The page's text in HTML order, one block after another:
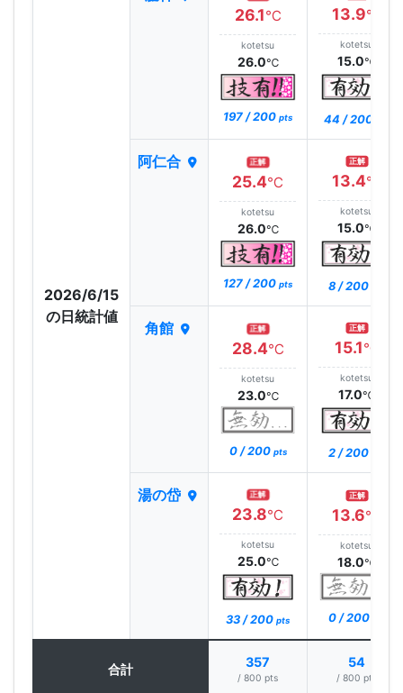
2026/6/15
の日統計値
26.1℃
kotetsu
26.0℃
197 / 200 pts
13.9℃
kotetsu
15.0℃
44 / 200
阿仁合 正解
25.4℃
kotetsu
26.0℃
127 / 200 pts
正解
13.4℃
kotetsu
15.0℃
8 / 200
角館 正解
28.4℃
kotetsu
23.0℃
0 / 200 pts
正解
15.1℃
kotetsu
17.0℃
2 / 200
湯の岱 正解
23.8℃
kotetsu
25.0℃
33 / 200 pts
正解
13.6℃
kotetsu
18.0℃
0 / 200
合計 357
/ 800 pts
54
/ 800 pts